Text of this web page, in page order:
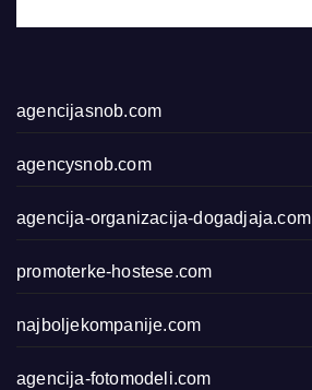
agencijasnob.com
agencysnob.com
agencija-organizacija-dogadjaja.com
promoterke-hostese.com
najboljekompanije.com
agencija-fotomodeli.com